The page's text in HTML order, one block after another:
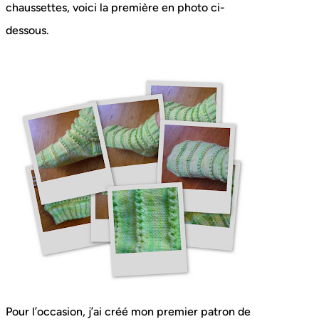
chaussettes, voici la première en photo ci-
dessous.
Pour l’occasion, j’ai créé mon premier patron de